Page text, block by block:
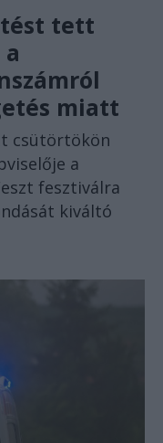
tett
miatt
csütörtökön
a
fesztiválra
kiváltó